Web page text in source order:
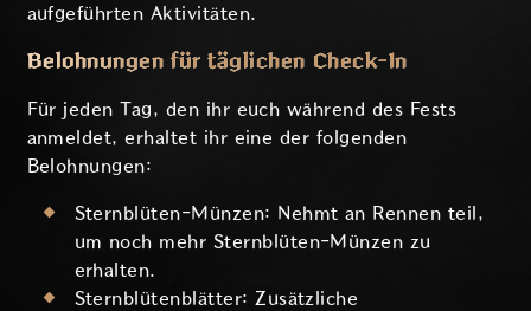
aufgeführten Aktivitäten.
Belohnungen für täglichen Check-In
Für jeden Tag, den ihr euch während des Fests
anmeldet, erhaltet ihr eine der folgenden
Belohnungen:
Sternblüten-Münzen: Nehmt an Rennen teil,
um noch mehr Sternblüten-Münzen zu
erhalten.
Sternblütenblätter: Zusätzliche